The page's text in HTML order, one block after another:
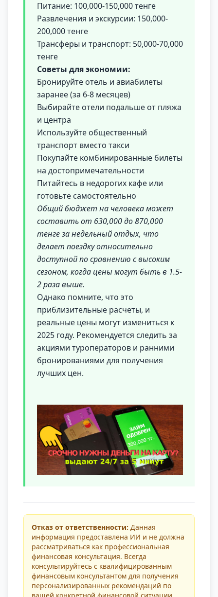
Питание: 100,000-150,000 тенге
Развлечения и экскурсии: 150,000-
200,000 тенге
Трансферы и транспорт: 50,000-70,000
тенге
Советы для экономии:
Бронируйте отель и авиабилеты
заранее (за 6-8 месяцев)
Выбирайте отели подальше от пляжа
и центра
Используйте общественный
транспорт вместо такси
Покупайте комбинированные билеты
на достопримечательности
Питайтесь в недорогих кафе или
готовьте самостоятельно
Общий бюджет на человека может
составить от 630,000 до 870,000
тенге за недельный отдых, что
делает поездку относительно
доступной по сравнению с высоким
сезоном, когда цены могут быть в 1.5-
2 раза выше.
Однако помните, что это
приблизительные расчеты, и
реальные цены могут измениться к
2025 году. Рекомендуется следить за
акциями туроператоров и ранними
бронированиями для получения
лучших цен.
Отказ от ответственности: Данная
информация предоставлена ИИ и не должна
рассматриваться как профессиональная
финансовая консультация. Всегда
консультируйтесь с квалифицированным
финансовым консультантом для получения
персонализированных рекомендаций по